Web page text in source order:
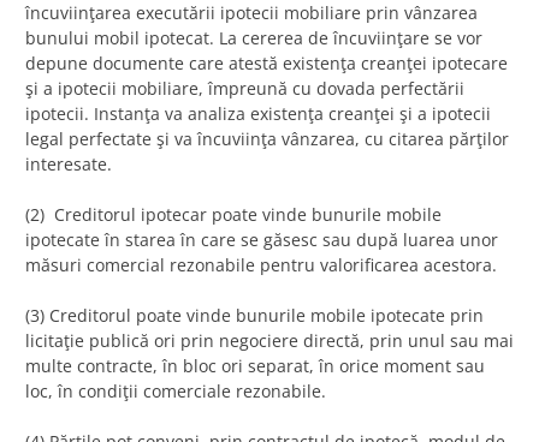
încuviinţarea executării ipotecii mobiliare prin vânzarea
bunului mobil ipotecat. La cererea de încuviinţare se vor
depune documente care atestă existenţa creanţei ipotecare
şi a ipotecii mobiliare, împreună cu dovada perfectării
ipotecii. Instanţa va analiza existenţa creanţei şi a ipotecii
legal perfectate şi va încuviinţa vânzarea, cu citarea părţilor
interesate.
(2) Creditorul ipotecar poate vinde bunurile mobile
ipotecate în starea în care se găsesc sau după luarea unor
măsuri comercial rezonabile pentru valorificarea acestora.
(3) Creditorul poate vinde bunurile mobile ipotecate prin
licitaţie publică ori prin negociere directă, prin unul sau mai
multe contracte, în bloc ori separat, în orice moment sau
loc, în condiţii comerciale rezonabile.